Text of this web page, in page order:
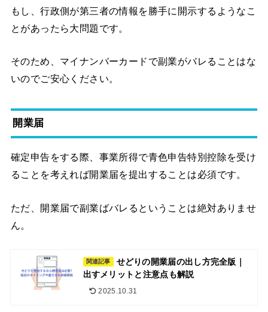
もし、行政側が第三者の情報を勝手に開示するようなこ
とがあったら大問題です。
そのため、マイナンバーカードで副業がバレることはな
いのでご安心ください。
開業届
確定申告をする際、事業所得で青色申告特別控除を受け
ることを考えれば開業届を提出することは必須です。
ただ、開業届で副業ばバレるということは絶対ありませ
ん。
関連記事
せどりの開業届の出し方完全版｜
出すメリットと注意点も解説
2025.10.31